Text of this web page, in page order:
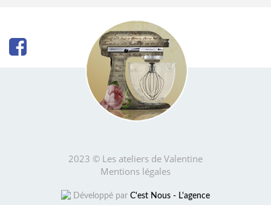
2023 © Les ateliers de Valentine
Mentions légales
Développé par C'est Nous - L'agence